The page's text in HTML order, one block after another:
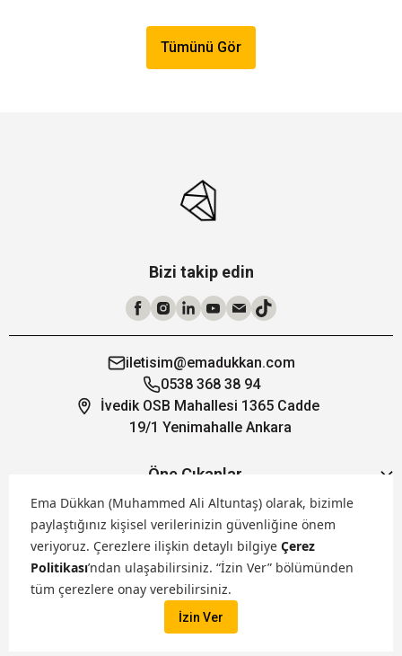
Ema Dükkan (Muhammed Ali Altuntaş) olarak, bizimle
paylaştığınız kişisel verilerinizin güvenliğine önem
veriyoruz. Çerezlere ilişkin detaylı bilgiye Çerez
Politikası’ndan ulaşabilirsiniz. “İzin Ver” bölümünden
tüm çerezlere onay verebilirsiniz.
İzin Ver
Tümünü Gör
Bizi takip edin
iletisim@emadukkan.com
0538 368 38 94
İvedik OSB Mahallesi 1365 Cadde
19/1 Yenimahalle Ankara
Öne Çıkanlar
Hakkımızda
Markalarımız
Satış Kanallarımız